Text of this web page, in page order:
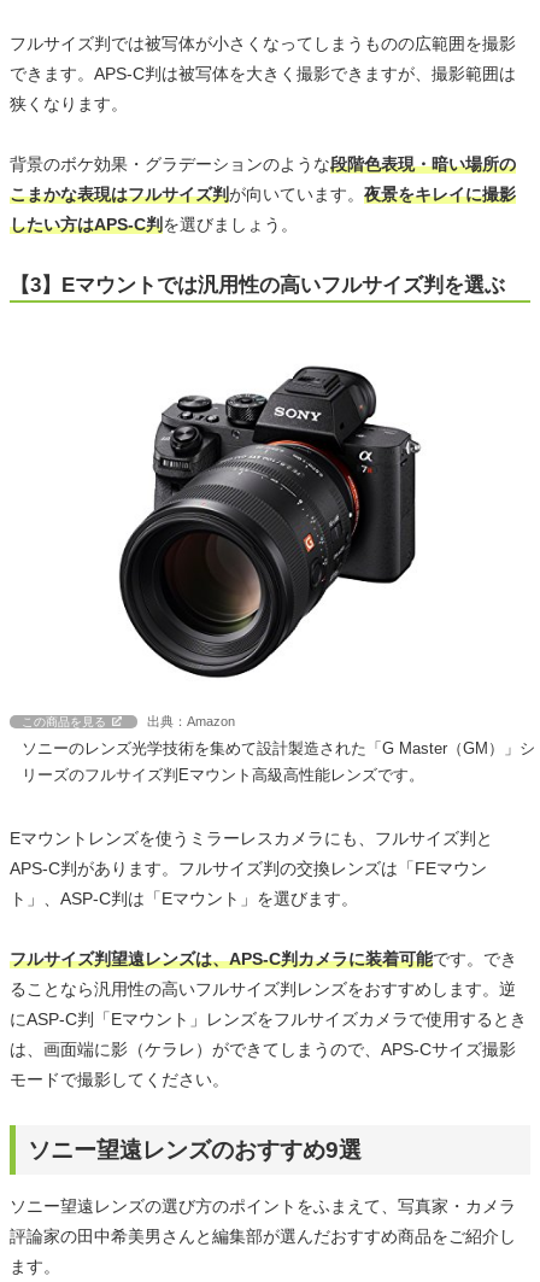
フルサイズ判では被写体が小さくなってしまうものの広範囲を撮影
できます。APS-C判は被写体を大きく撮影できますが、撮影範囲は
狭くなります。
背景のボケ効果・グラデーションのような段階色表現・暗い場所の
こまかな表現はフルサイズ判が向いています。 夜景をキレイに撮影
したい方はAPS-C判を選びましょう。
【3】Eマウントでは汎用性の高いフルサイズ判を選ぶ
この商品を見る 出典：Amazon
ソニーのレンズ光学技術を集めて設計製造された「G Master（GM）」シ
リーズのフルサイズ判Eマウント高級高性能レンズです。
Eマウントレンズを使うミラーレスカメラにも、フルサイズ判と
APS-C判があります。フルサイズ判の交換レンズは「FEマウン
ト」、ASP-C判は「Eマウント」を選びます。
フルサイズ判望遠レンズは、APS-C判カメラに装着可能です。でき
ることなら汎用性の高いフルサイズ判レンズをおすすめします。逆
にASP-C判「Eマウント」レンズをフルサイズカメラで使用するとき
は、画面端に影（ケラレ）ができてしまうので、APS-Cサイズ撮影
モードで撮影してください。
ソニー望遠レンズのおすすめ9選
ソニー望遠レンズの選び方のポイントをふまえて、写真家・カメラ
評論家の田中希美男さんと編集部が選んだおすすめ商品をご紹介し
ます。